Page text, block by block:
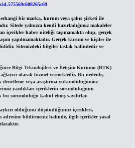
bir marka, kurum veya şahıs şirketi ile
Sitede yalnızca kendi hazırladığımız makaleler
içerikler haber niteliği taşımamakta olup, gerçek
yapılmamaktadır. Gerçek kurum ve kişiler ile
Sitemizdeki bilgiler taslak halindedir ve
Bilgi Teknolojileri ve İletişim Kurumu (BTK)
olarak hizmet vermektedir. Bu nedenle,
veya araştırma yükümlülüğümüz
yazdıkları içeriklerin sorumluluğunu
bu sorumluluğu kabul etmiş sayılırlar.
olduğunu düşündüğünüz içerikleri,
adresine bildirmeniz halinde, ilgili içerikler yasal